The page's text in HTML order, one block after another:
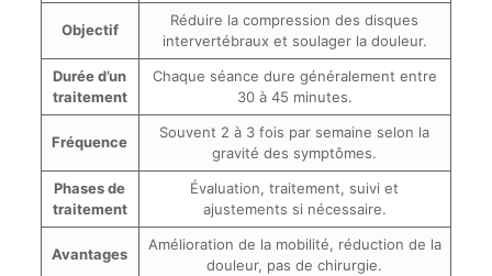
Objectif
Réduire la compression des disques
intervertébraux et soulager la douleur.
Durée d’un
traitement
Chaque séance dure généralement entre
30 à 45 minutes.
Fréquence
Souvent 2 à 3 fois par semaine selon la
gravité des symptômes.
Phases de
traitement
Évaluation, traitement, suivi et
ajustements si nécessaire.
Avantages
Amélioration de la mobilité, réduction de la
douleur, pas de chirurgie.